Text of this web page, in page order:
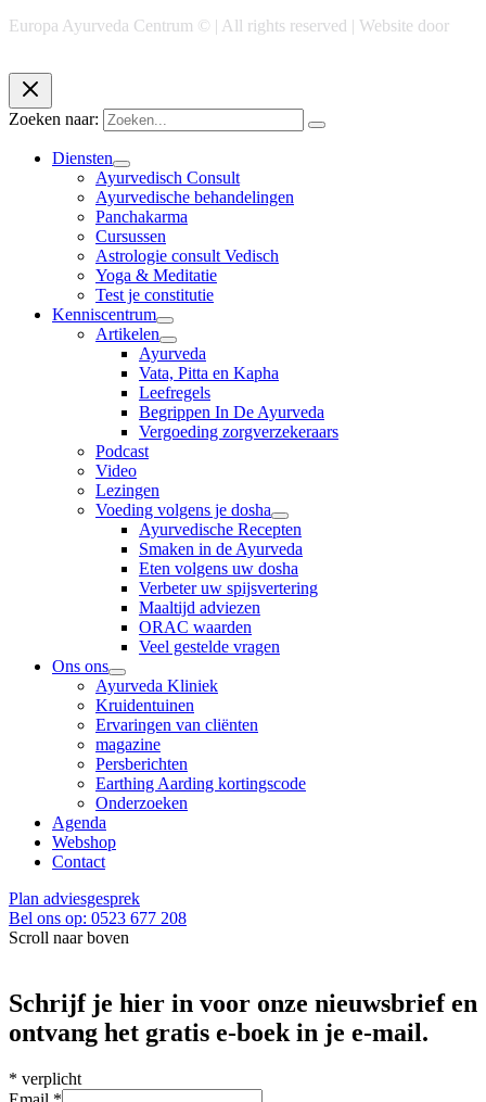
Europa Ayurveda Centrum © | All rights reserved | Website door
Zoeken naar:
Diensten
Ayurvedisch Consult
Ayurvedische behandelingen
Panchakarma
Cursussen
Astrologie consult Vedisch
Yoga & Meditatie
Test je constitutie
Kenniscentrum
Artikelen
Ayurveda
Vata, Pitta en Kapha
Leefregels
Begrippen In De Ayurveda
Vergoeding zorgverzekeraars
Podcast
Video
Lezingen
Voeding volgens je dosha
Ayurvedische Recepten
Smaken in de Ayurveda
Eten volgens uw dosha
Verbeter uw spijsvertering
Maaltijd adviezen
ORAC waarden
Veel gestelde vragen
Ons ons
Ayurveda Kliniek
Kruidentuinen
Ervaringen van cliënten
magazine
Persberichten
Earthing Aarding kortingscode
Onderzoeken
Agenda
Webshop
Contact
Plan adviesgesprek
Bel ons op: 0523 677 208
Scroll naar boven
Schrijf je hier in voor onze nieuwsbrief en
ontvang het gratis e-boek in je e-mail.
* verplicht